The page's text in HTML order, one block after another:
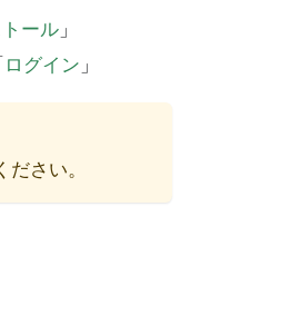
ール 」
ログイン 」
さい。